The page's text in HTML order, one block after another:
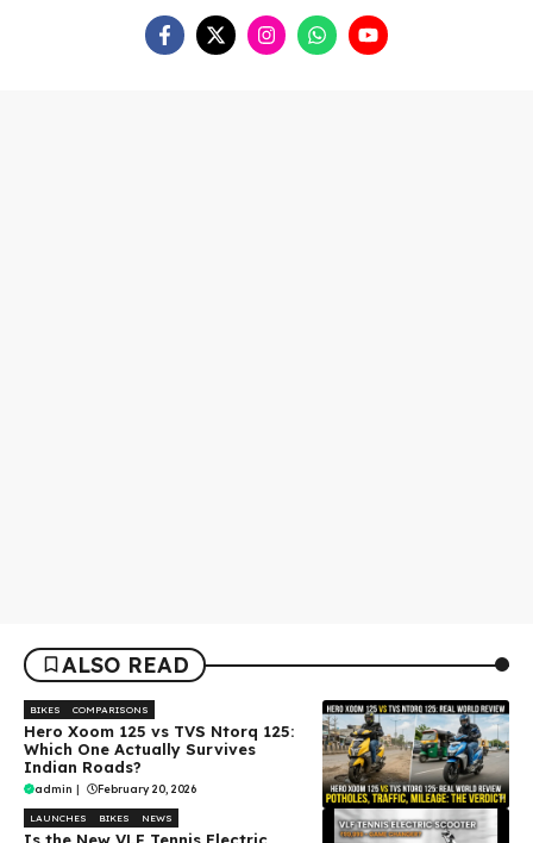
ALSO READ
BIKES COMPARISONS
Hero Xoom 125 vs TVS Ntorq 125:
Which One Actually Survives
Indian Roads?
admin | February 20, 2026
LAUNCHES BIKES NEWS